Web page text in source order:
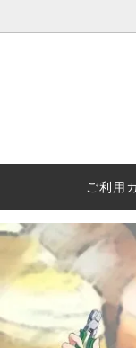
ウォーハンマー(40k/
ころからインディー
セットも充実。
ムンダ]
ウォー
ウォー
GWS製
Space
コンバ
AOS各
予約品
ご利用